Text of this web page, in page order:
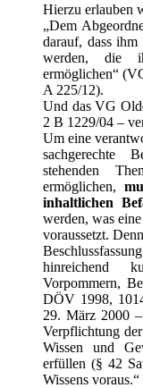
Hierzu erlauben
„Dem
darauf, dass
werden, die
ermöglichen“
A 225/12).
Und das VG
2 B 1229/04 –
Um eine
sachgerechte
stehenden
ermöglichen,
inhaltlichen
werden, was
voraussetzt.
hinreichend
Vorpommern,
DÖV 1998,
29. März 2000
Verpflichtung
Wissen und
erfüllen (§ 42
Wissens voraus.“